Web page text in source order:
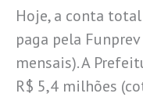
Hoje, a conta
paga pela
mensais). A
R$ 5,4 milhões